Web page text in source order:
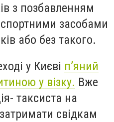
з позбавленням
засобами
або без такого.
у Києві п’яний
у візку. Вже
таксиста на
свідкам